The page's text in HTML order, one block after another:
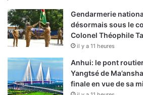
Gendarmerie
désormais sous le
Colonel Théophile
il y a 11 heures
Anhui: le pont
Yangtsé de
finale en vue de sa